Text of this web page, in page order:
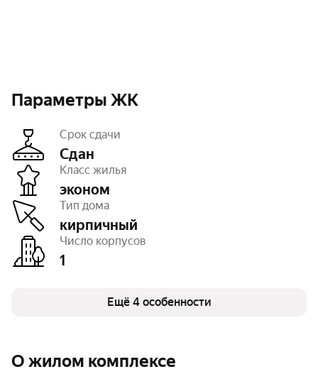
Параметры ЖК
Срок сдачи
Сдан
Класс жилья
эконом
Тип дома
кирпичный
Число корпусов
1
Этажность
9
Тип договора
ДКП
Очереди
1
Число квартир 126
Ещё 4 особенности
О жилом комплексе